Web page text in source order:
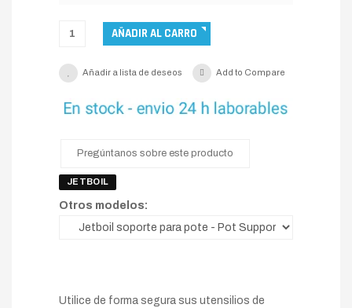
Añadir a lista de deseos Add to Compare
Pregúntanos sobre este producto
JETBOIL
Otros modelos:
Utilice de forma segura sus utensilios de